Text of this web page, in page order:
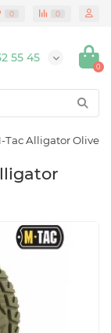
0 0
55 45
0
Tac Alligator Olive